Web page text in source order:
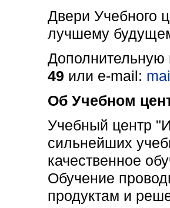
Двери Учебного
лучшему
49 или e-mail:
Об Учебном
Учебный центр
сильнейших
качественное
Обучение
продуктам и